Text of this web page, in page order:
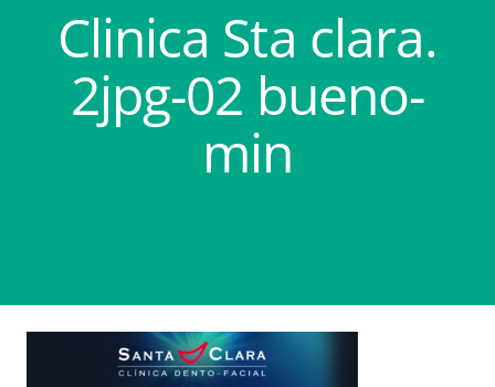
Clinica Sta clara.
2jpg-02 bueno-
min